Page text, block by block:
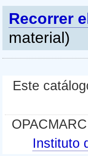
Recorrer
material)
Este
Instituto